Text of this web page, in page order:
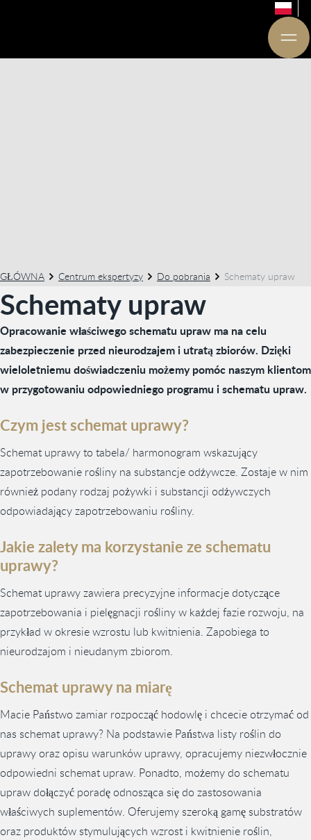
GŁÓWNA Centrum ekspertyzy Do pobrania Schematy upraw
Schematy upraw
Opracowanie właściwego schematu upraw ma na celu
zabezpieczenie przed nieurodzajem i utratą zbiorów. Dzięki
wieloletniemu doświadczeniu możemy pomóc naszym klientom
w przygotowaniu odpowiedniego programu i schematu upraw.
Czym jest schemat uprawy?
Schemat uprawy to tabela/ harmonogram wskazujący
zapotrzebowanie rośliny na substancje odżywcze. Zostaje w nim
również podany rodzaj pożywki i substancji odżywczych
odpowiadający zapotrzebowaniu rośliny.
Jakie zalety ma korzystanie ze schematu
uprawy?
Schemat uprawy zawiera precyzyjne informacje dotyczące
zapotrzebowania i pielęgnacji rośliny w każdej fazie rozwoju, na
przykład w okresie wzrostu lub kwitnienia. Zapobiega to
nieurodzajom i nieudanym zbiorom.
Schemat uprawy na miarę
Macie Państwo zamiar rozpocząć hodowlę i chcecie otrzymać od
nas schemat uprawy? Na podstawie Państwa listy roślin do
uprawy oraz opisu warunków uprawy, opracujemy niezwłocznie
odpowiedni schemat upraw. Ponadto, możemy do schematu
upraw dołączyć poradę odnosząca się do zastosowania
właściwych suplementów. Oferujemy szeroką gamę substratów
oraz produktów stymulujących wzrost i kwitnienie roślin,